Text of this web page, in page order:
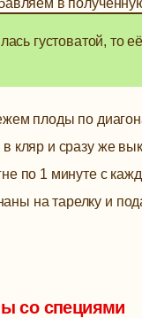
в
густоватой, то
плоды по
кляр и сразу же
по 1 минуте с
на тарелку и
со специями